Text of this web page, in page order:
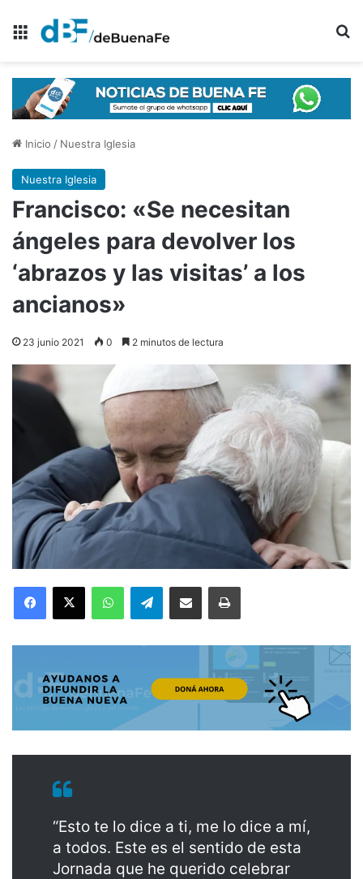
Menú
Inicio / Nuestra Iglesia
Nuestra Iglesia
Francisco: «Se necesitan
ángeles para devolver los
‘abrazos y las visitas’ a los
ancianos»
23 junio 2021 0 2 minutos de lectura
Telegram
“Esto te lo dice a ti, me lo dice a mí,
a todos. Este es el sentido de esta
Jornada que he querido celebrar